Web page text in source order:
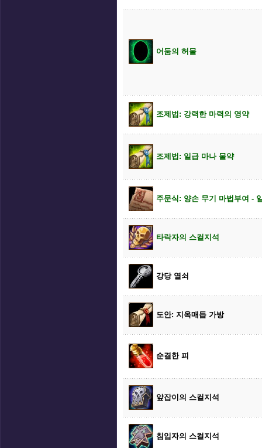
어둠의 허물
조제법: 강력한 마력의 영약
조제법: 일급 마나 물약
주문식: 양손 무기 마법부여 -
타락자의 스컬지석
강당 열쇠
도안: 지옥매듭 가방
순결한 피
앞잡이의 스컬지석
침입자의 스컬지석